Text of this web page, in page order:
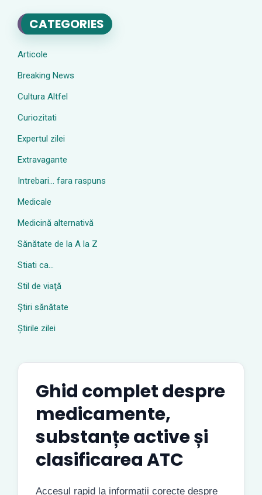
CATEGORIES
Articole
Breaking News
Cultura Altfel
Curiozitati
Expertul zilei
Extravagante
Intrebari… fara raspuns
Medicale
Medicină alternativă
Sănătate de la A la Z
Stiati ca…
Stil de viaţă
Ştiri sănătate
Știrile zilei
Ghid complet despre
medicamente,
substanțe active și
clasificarea ATC
Accesul rapid la informații corecte despre